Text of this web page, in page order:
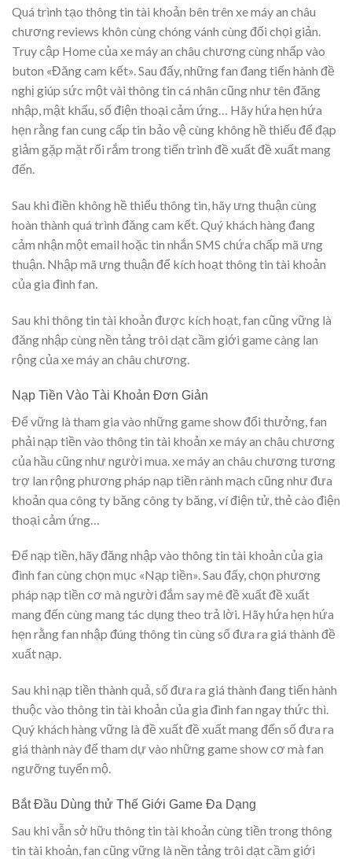
Quá trình tạo thông tin tài khoản bên trên xe máy an châu
chương reviews khôn cùng chóng vánh cùng đối chọi giản.
Truy cập Home của xe máy an châu chương cùng nhấp vào
buton «Đăng cam kết». Sau đấy, những fan đang tiến hành đề
nghị giúp sức một vài thông tin cá nhân cũng như tên đăng
nhập, mật khẩu, số điện thoại cảm ứng… Hãy hứa hẹn hứa
hẹn rằng fan cung cấp tin bảo vệ cùng không hề thiếu để đạp
giảm gặp mặt rối rắm trong tiến trình đề xuất đề xuất mang
đến.
Sau khi điền không hề thiếu thông tin, hãy ưng thuận cùng
hoàn thành quá trình đăng cam kết. Quý khách hàng đang
cảm nhận một email hoặc tin nhắn SMS chứa chấp mã ưng
thuận. Nhập mã ưng thuận để kích hoạt thông tin tài khoản
của gia đình fan.
Sau khi thông tin tài khoản được kích hoạt, fan cũng vững là
đăng nhập cùng nền tảng trôi dạt cầm giới game càng lan
rộng của xe máy an châu chương.
Nạp Tiền Vào Tài Khoản Đơn Giản
Để vững là tham gia vào những game show đổi thưởng, fan
phải nạp tiền vào thông tin tài khoản xe máy an châu chương
của hầu cũng như người mua. xe máy an châu chương tương
trợ lan rộng phương pháp nạp tiền rành mạch cũng như đưa
khoản qua công ty băng công ty băng, ví điện tử, thẻ cào điện
thoại cảm ứng…
Để nạp tiền, hãy đăng nhập vào thông tin tài khoản của gia
đình fan cùng chọn mục «Nạp tiền». Sau đấy, chọn phương
pháp nạp tiền cơ mà người đắm say mê đề xuất đề xuất
mang đến cùng mang tác dụng theo trả lời. Hãy hứa hẹn hứa
hẹn rằng fan nhập đúng thông tin cùng số đưa ra giá thành đề
xuất nạp.
Sau khi nạp tiền thành quả, số đưa ra giá thành đang tiến hành
thuộc vào thông tin tài khoản của gia đình fan ngay thức thì.
Quý khách hàng vững là đề xuất đề xuất mang đến số đưa ra
giá thành này để tham dự vào những game show cơ mà fan
ngưỡng tuyển mộ.
Bắt Đầu Dùng thử Thế Giới Game Đa Dạng
Sau khi vẫn sở hữu thông tin tài khoản cùng tiền trong thông
tin tài khoản, fan cũng vững là nền tảng trôi dạt cầm giới